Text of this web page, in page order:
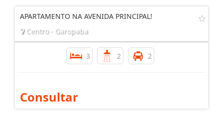
APARTAMENTO NA AVENIDA PRINCIPAL!
Centro - Garopaba
3 2 2
Consultar